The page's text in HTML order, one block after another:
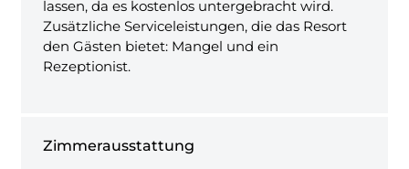
lassen, da es kostenlos untergebracht wird.
Zusätzliche Serviceleistungen, die das Resort
den Gästen bietet: Mangel und ein
Rezeptionist.
Zimmerausstattung